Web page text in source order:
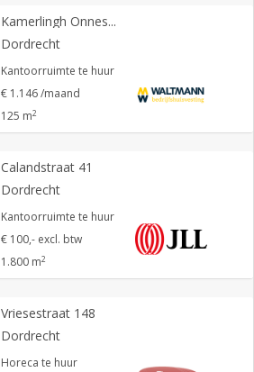
Kamerlingh Onnesweg 31
Dordrecht
Kantoorruimte te huur
€ 1.146 /maand
125 m2
Calandstraat 41
Dordrecht
Kantoorruimte te huur
€ 100,- excl. btw
1.800 m2
Vriesestraat 148
Dordrecht
Horeca te huur